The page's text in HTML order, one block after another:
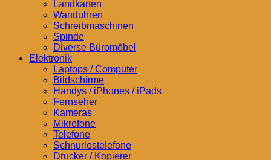
Landkarten
Wanduhren
Schreibmaschinen
Spinde
Diverse Büromöbel
Elektronik
Laptops / Computer
Bildschirme
Handys / iPhones / iPads
Fernseher
Kameras
Mikrofone
Telefone
Schnurlostelefone
Drucker / Kopierer